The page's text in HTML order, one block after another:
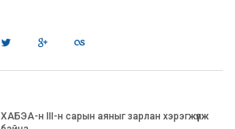
ХАБЭА-н III-н сарын аяныг зарлан хэрэгжүүлж